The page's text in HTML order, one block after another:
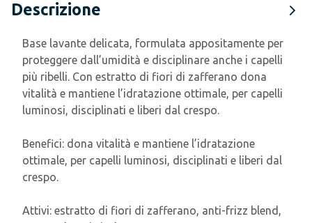
Descrizione
Base lavante delicata, formulata appositamente per
proteggere dall’umidità e disciplinare anche i capelli
più ribelli. Con estratto di fiori di zafferano dona
vitalità e mantiene l’idratazione ottimale, per capelli
luminosi, disciplinati e liberi dal crespo.
Benefici: dona vitalità e mantiene l’idratazione
ottimale, per capelli luminosi, disciplinati e liberi dal
crespo.
Attivi: estratto di fiori di zafferano, anti-frizz blend,